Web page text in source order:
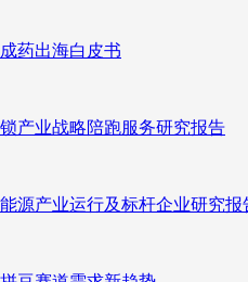
药出海白皮书
产业战略陪跑服务研究报告
源产业运行及标杆企业研究报